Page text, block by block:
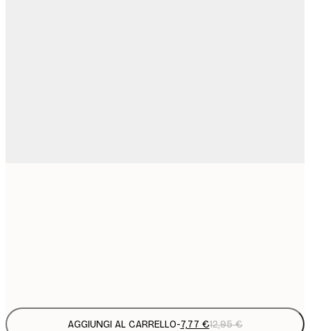
AGGIUNGI AL CARRELLO-7,77 €12,95 €